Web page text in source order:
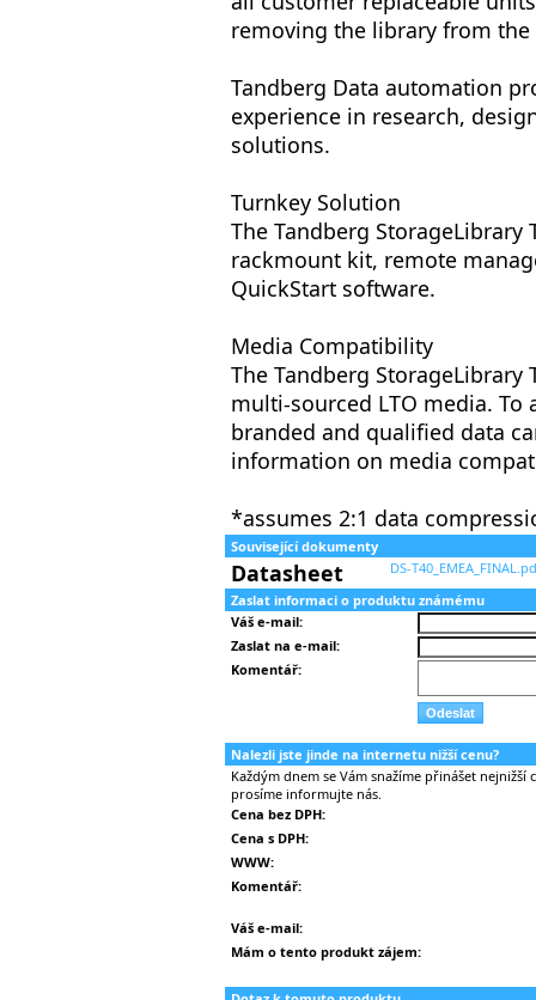
removing the library from the
Tandberg Data automation
experience in research,
solutions.
Turnkey Solution
The Tandberg StorageLibrary
rackmount kit, remote
QuickStart software.
Media Compatibility
The Tandberg
multi-sourced LTO media. To
branded and qualified data
information on media
*assumes 2:1 data
Související dokumenty
Datasheet
DS-
Zaslat informaci o produktu známému
Váš e-mail:
Zaslat na e-mail:
Komentář:
Nalezli jste jinde na internetu nižší cenu?
Každým dnem se Vám snažíme přinášet
prosíme informujte nás.
Cena bez DPH:
Cena s DPH:
WWW:
Komentář:
Váš e-mail:
Mám o tento produkt zájem: